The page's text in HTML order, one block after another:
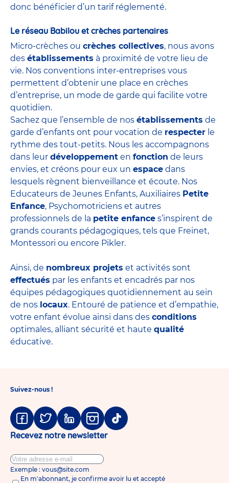
donc bénéficier d’un tarif réglementé.
Le réseau Babilou et crèches partenaires
Micro-crèches ou crèches collectives, nous avons
des établissements à proximité de votre lieu de
vie. Nos conventions inter-entreprises vous
permettent d’obtenir une place en crèches
d’entreprise, un mode de garde qui facilite votre
quotidien.
Sachez que l’ensemble de nos établissements de
garde d’enfants ont pour vocation de respecter le
rythme des tout-petits. Nous les accompagnons
dans leur développement en fonction de leurs
envies, et créons pour eux un espace dans
lesquels règnent bienveillance et écoute. Nos
Educateurs de Jeunes Enfants, Auxiliaires Petite
Enfance, Psychomotriciens et autres
professionnels de la petite enfance s’inspirent de
grands courants pédagogiques, tels que Freinet,
Montessori ou encore Pikler.
Ainsi, de nombreux projets et activités sont
effectués par les enfants et encadrés par nos
équipes pédagogiques quotidiennement au sein
de nos locaux. Entouré de patience et d’empathie,
votre enfant évolue ainsi dans des conditions
optimales, alliant sécurité et haute qualité
éducative.
Suivez-nous !
Facebook
TwitterLinkedinInstagram
Tiktok
Recevez notre newsletter
Exemple : vous@site.com
En m'abonnant, je confirme avoir lu et accepté